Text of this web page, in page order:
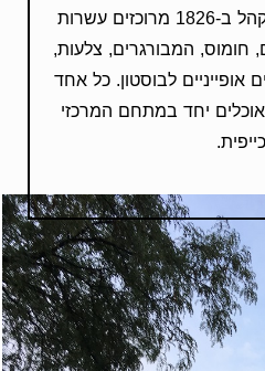
במבנה היפהפה שנפתח לקהל ב-1826 מרוכזים עשרות
חומוס, המבורגרים, צלעות,
אופייניים לבוסטון. כל אחד
יחד במתחם המרכזי